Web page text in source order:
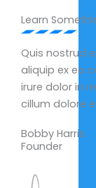
Learn
Quis nostrud
aliquip ex ea
irure dolor in
cillum dolore
Bobby Harris
Founder